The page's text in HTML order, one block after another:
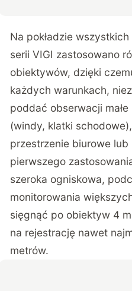
Na pokładzie
serii VIGI zastosowano
obiektywów, dzięki
każdych warunkach,
poddać obserwacji
(windy, klatki
przestrzenie biurowe
pierwszego
szeroka ogniskowa,
monitorowania
sięgnąć po obiektyw 4
na rejestrację nawet
metrów.